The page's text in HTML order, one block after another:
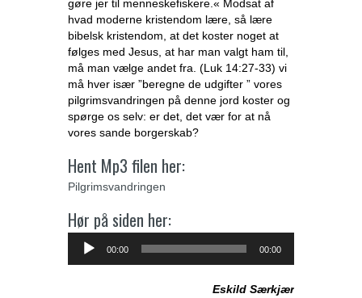
gøre jer til menneskefiskere.« Modsat af
hvad moderne kristendom lære, så lære
bibelsk kristendom, at det koster noget at
følges med Jesus, at har man valgt ham til,
må man vælge andet fra. (Luk 14:27-33) vi
må hver især ”beregne de udgifter ” vores
pilgrimsvandringen på denne jord koster og
spørge os selv: er det, det vær for at nå
vores sande borgerskab?
Hent Mp3 filen her:
Pilgrimsvandringen
Hør på siden her:
00:00 00:00
Eskild Særkjær